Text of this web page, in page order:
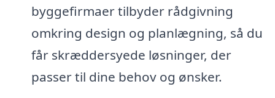
byggefirmaer tilbyder rådgivning
omkring design og planlægning, så du
får skræddersyede løsninger, der
passer til dine behov og ønsker.